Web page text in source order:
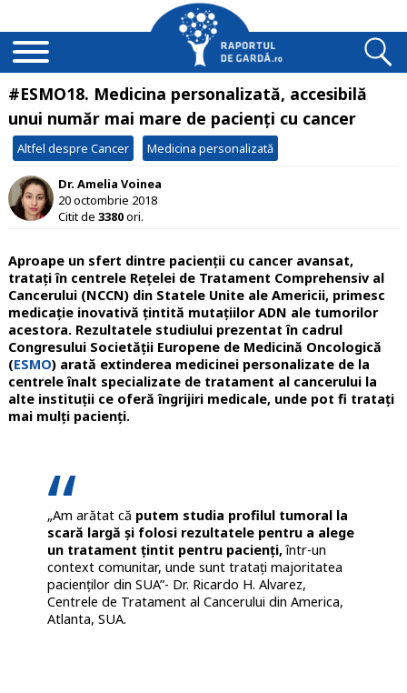
#ESMO18. Medicina personalizată, accesibilă
unui număr mai mare de pacienți cu cancer
Altfel despre Cancer Medicina personalizată
Dr. Amelia Voinea
20 octombrie 2018
Citit de 3380ori.
Aproape un sfert dintre pacienții cu cancer avansat,
tratați în centrele Rețelei de Tratament Comprehensiv al
Cancerului (NCCN) din Statele Unite ale Americii, primesc
medicație inovativă țintită mutațiilor ADN ale tumorilor
acestora. Rezultatele studiului prezentat în cadrul
Congresului Societății Europene de Medicină Oncologică
(ESMO) arată extinderea medicinei personalizate de la
centrele înalt specializate de tratament al cancerului la
alte instituții ce oferă îngrijiri medicale, unde pot fi tratați
mai mulți pacienți.
„Am arătat că putem studia profilul tumoral la
scară largă și folosi rezultatele pentru a alege
un tratament țintit pentru pacienți,într-un
context comunitar, unde sunt tratați majoritatea
pacienților din SUA”- Dr. Ricardo H. Alvarez,
Centrele de Tratament al Cancerului din America,
Atlanta, SUA.